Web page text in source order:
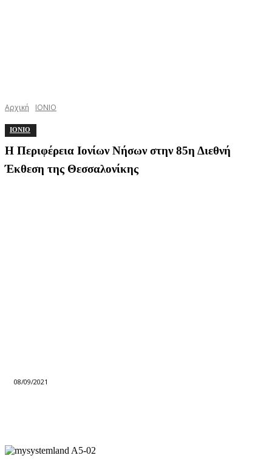
Αρχική ΙΟΝΙΟ
ΙΟΝΙΟ
Η Περιφέρεια Ιονίων Νήσων στην 85η Διεθνή
Έκθεση της Θεσσαλονίκης
08/09/2021